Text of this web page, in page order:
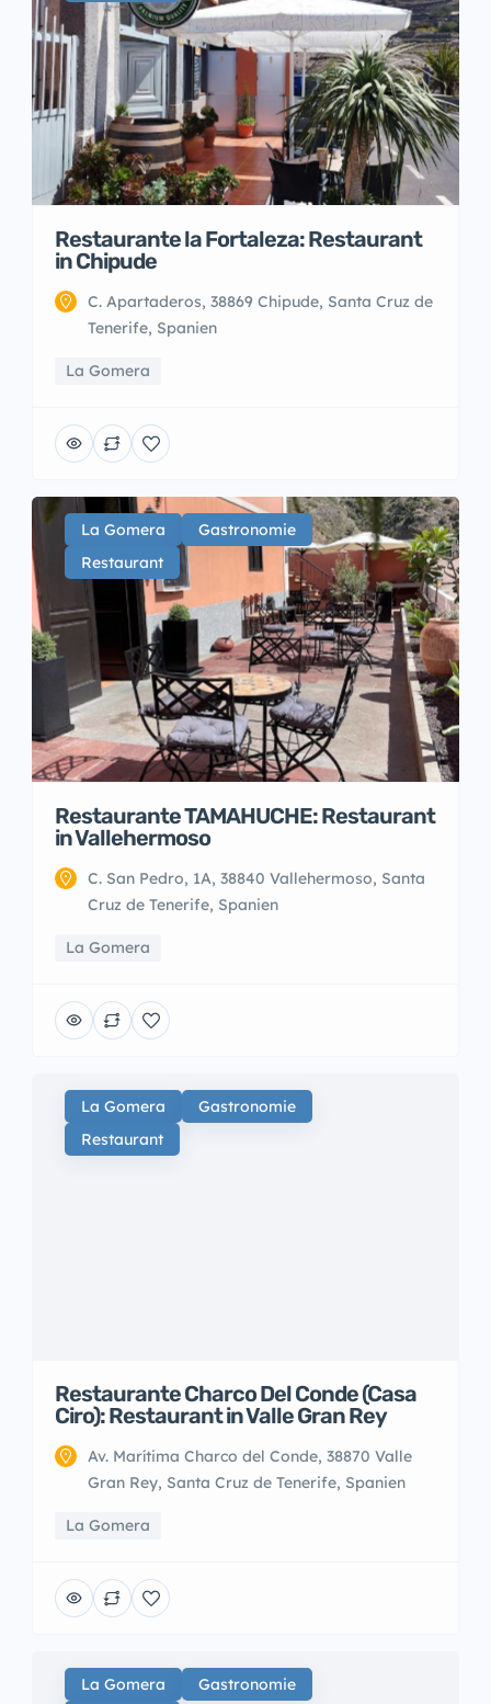
Restaurante la Fortaleza: Restaurant
in Chipude
C. Apartaderos, 38869 Chipude, Santa Cruz de
Tenerife, Spanien
La Gomera
La Gomera
Gastronomie
Restaurant
Restaurante TAMAHUCHE: Restaurant
in Vallehermoso
C. San Pedro, 1A, 38840 Vallehermoso, Santa
Cruz de Tenerife, Spanien
La Gomera
La Gomera
Gastronomie
Restaurant
Restaurante Charco Del Conde (Casa
Ciro): Restaurant in Valle Gran Rey
Av. Marítima Charco del Conde, 38870 Valle
Gran Rey, Santa Cruz de Tenerife, Spanien
La Gomera
La Gomera
Gastronomie